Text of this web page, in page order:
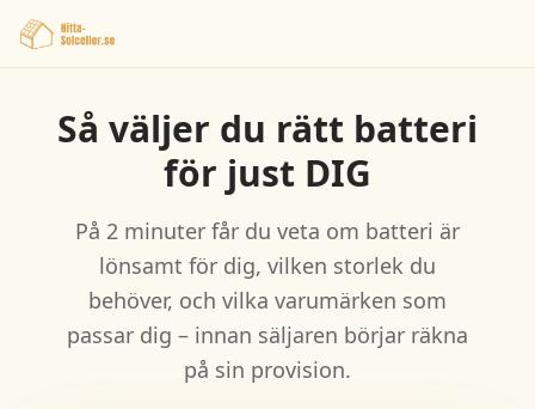
Så väljer du rätt batteri
för just DIG
På 2 minuter får du veta om batteri är
lönsamt för dig, vilken storlek du
behöver, och vilka varumärken som
passar dig – innan säljaren börjar räkna
på sin provision.